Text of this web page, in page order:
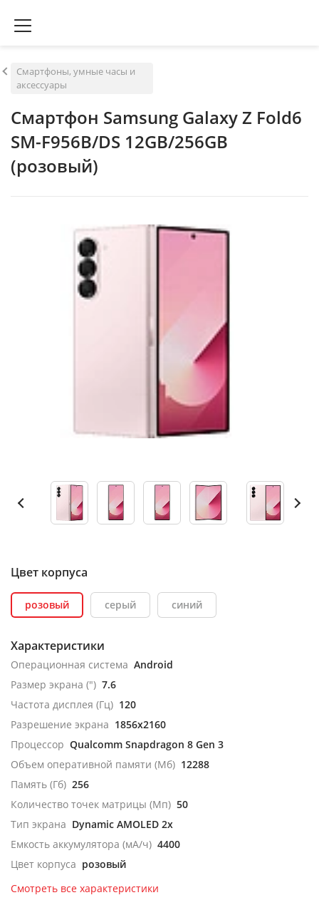
Смартфоны, умные часы и
аксессуары
Смартфон Samsung Galaxy Z Fold6
SM-F956B/DS 12GB/256GB
(розовый)
Цвет корпуса
розовый серый синий
Характеристики
Операционная система Android
Размер экрана (") 7.6
Частота дисплея (Гц) 120
Разрешение экрана 1856x2160
Процессор Qualcomm Snapdragon 8 Gen 3
Объем оперативной памяти (Мб) 12288
Память (Гб) 256
Количество точек матрицы (Мп) 50
Тип экрана Dynamic AMOLED 2x
Емкость аккумулятора (мА/ч) 4400
Цвет корпуса розовый
Смотреть все характеристики